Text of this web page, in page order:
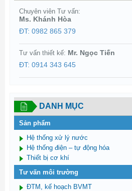
Chuyên viên Tư vấn:
Ms. Khánh Hòa
ĐT: 0982 865 379
Tư vấn thiết kế: Mr. Ngọc Tiến
ĐT: 0914 343 645
DANH MỤC
Sản phẩm
Hệ thống xử lý nước
Hệ thống điện – tự động hóa
Thiết bị cơ khí
Tư vấn môi trường
ĐTM, kế hoạch BVMT